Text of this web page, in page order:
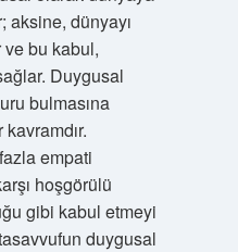
aksine, dünyayı
bu kabul,
Duygusal
bulmasına
empati
hoşgörülü
gibi kabul etmeyi
duygusal